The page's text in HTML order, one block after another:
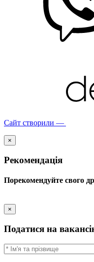
Сайт створили —
×
Рекомендація
Порекомендуйте свого
×
Податися на